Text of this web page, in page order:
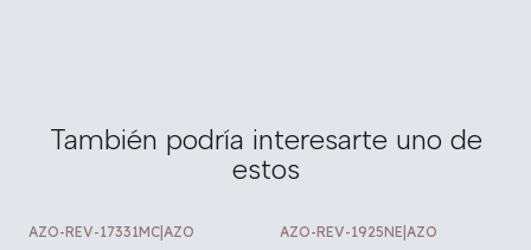
También podría interesarte uno de
estos
AZO-REV-17331MC AZO AZO-REV-1925NE AZO